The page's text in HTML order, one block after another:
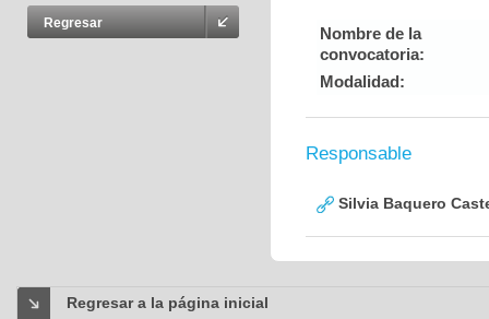
Regresar
Nombre de la
convocatoria:
Modalidad:
Responsable
Silvia Baquero
Regresar a la página inicial